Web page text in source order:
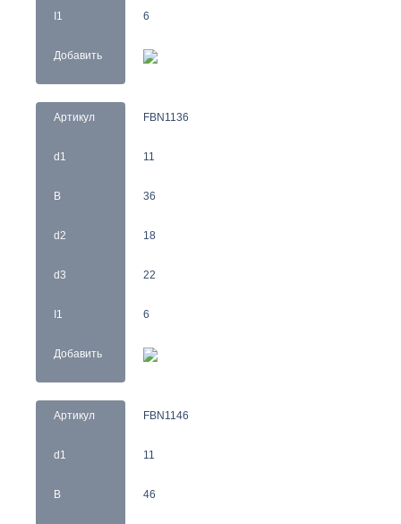
I1
Добавить
6
Артикул
d1
B
d2
d3
I1
Добавить
FBN1136
11
36
18
22
6
Артикул
d1
B
FBN1146
11
46